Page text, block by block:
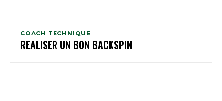
COACH TECHNIQUE
REALISER UN BON BACKSPIN